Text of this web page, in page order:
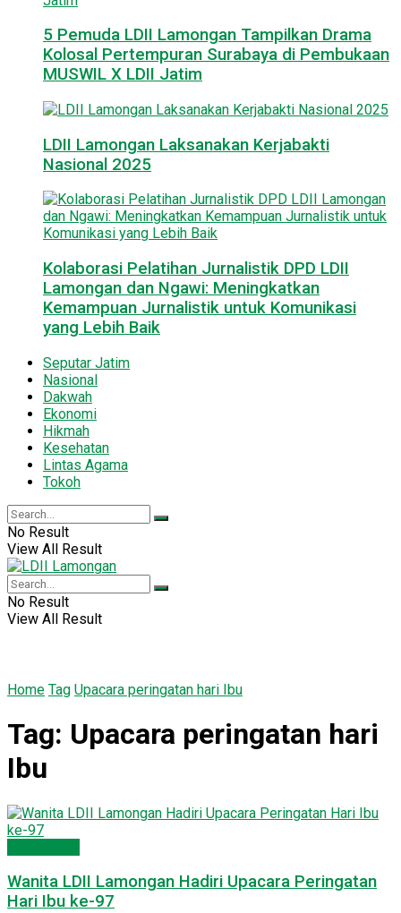
5 Pemuda LDII Lamongan Tampilkan Drama
Kolosal Pertempuran Surabaya di Pembukaan
MUSWIL X LDII Jatim
LDII Lamongan Laksanakan Kerjabakti
Nasional 2025
Kolaborasi Pelatihan Jurnalistik DPD LDII
Lamongan dan Ngawi: Meningkatkan
Kemampuan Jurnalistik untuk Komunikasi
yang Lebih Baik
Seputar Jatim
Nasional
Dakwah
Ekonomi
Hikmah
Kesehatan
Lintas Agama
Tokoh
No Result
View All Result
No Result
View All Result
Home Tag Upacara peringatan hari Ibu
Tag: Upacara peringatan hari
Ibu
Wanita LDII Lamongan Hadiri Upacara Peringatan
Hari Ibu ke-97